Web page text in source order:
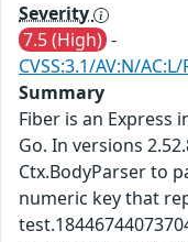
Severity
7.5 (High) -
CVSS:3.1/AV:N/
Summary
Fiber is an
Go. In versions
Ctx.BodyParser to
numeric key that